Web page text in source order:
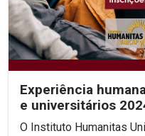
Experiência
e universitários
O Instituto Humanitas